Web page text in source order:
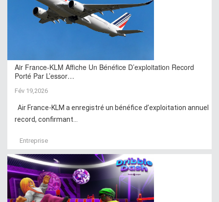
Air France-KLM Affiche Un Bénéfice D’exploitation Record
Porté Par L’essor…
Fév 19,2026
Air France-KLM a enregistré un bénéfice d’exploitation annuel
record, confirmant...
Entreprise